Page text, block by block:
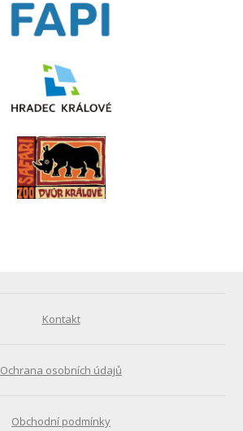
Kontakt
Ochrana osobních údajů
Obchodní podmínky